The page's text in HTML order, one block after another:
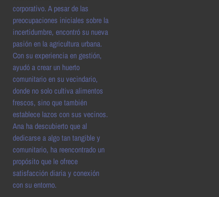
corporativo. A pesar de las
preocupaciones iniciales sobre la
incertidumbre, encontró su nueva
pasión en la agricultura urbana.
Con su experiencia en gestión,
ayudó a crear un huerto
comunitario en su vecindario,
donde no solo cultiva alimentos
frescos, sino que también
establece lazos con sus vecinos.
Ana ha descubierto que al
dedicarse a algo tan tangible y
comunitario, ha reencontrado un
propósito que le ofrece
satisfacción diaria y conexión
con su entorno.